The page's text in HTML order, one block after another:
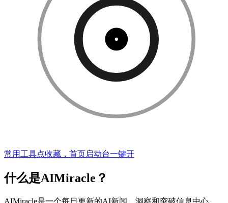
常用工具点收藏，首页启动台一键开
什么是AIMiracle？
AIMiracle是一个每日更新的AI新闻、洞察和突破信息中心。